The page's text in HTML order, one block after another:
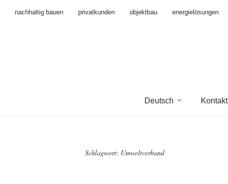
nachhaltig bauen privatkunden objektbau
energielösungen
Deutsch Kontakt
Schlagwort: Umweltverband